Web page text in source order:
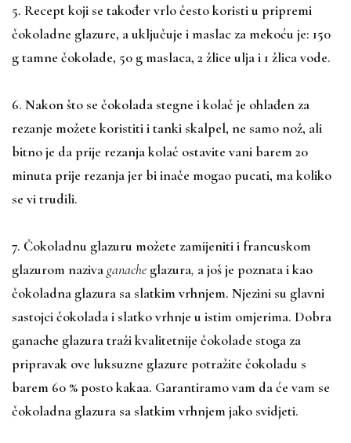
5. Recept koji se također vrlo često koristi u pripremi
čokoladne glazure, a uključuje i maslac za mekoću je: 150
g tamne čokolade, 50 g maslaca, 2 žlice ulja i 1 žlica vode.
6. Nakon što se čokolada stegne i kolač je ohlađen za
rezanje možete koristiti i tanki skalpel, ne samo nož, ali
bitno je da prije rezanja kolač ostavite vani barem 20
minuta prije rezanja jer bi inače mogao pucati, ma koliko
se vi trudili.
7. Čokoladnu glazuru možete zamijeniti i francuskom
glazurom naziva ganache glazura, a još je poznata i kao
čokoladna glazura sa slatkim vrhnjem. Njezini su glavni
sastojci čokolada i slatko vrhnje u istim omjerima. Dobra
ganache glazura traži kvalitetnije čokolade stoga za
pripravak ove luksuzne glazure potražite čokoladu s
barem 60 % posto kakaa. Garantiramo vam da će vam se
čokoladna glazura sa slatkim vrhnjem jako svidjeti.